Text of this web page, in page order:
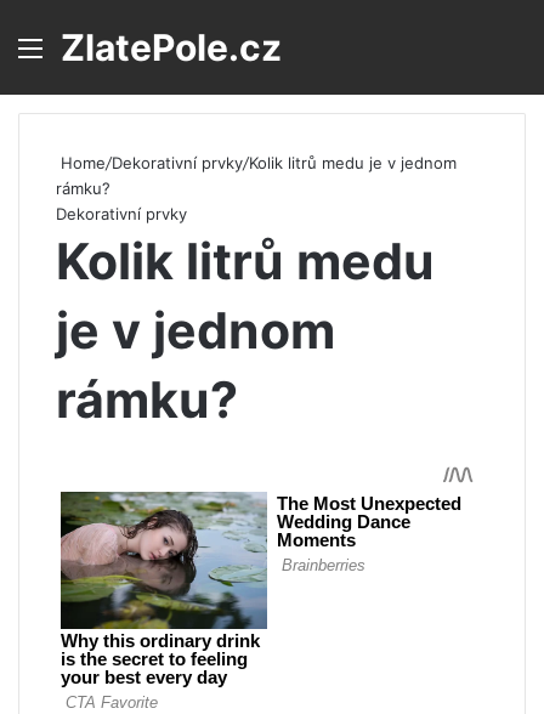
Menu
ZlatePole.cz
Home/Dekorativní prvky/Kolik litrů medu je v jednom
rámku?
Dekorativní prvky
Kolik litrů medu
je v jednom
rámku?